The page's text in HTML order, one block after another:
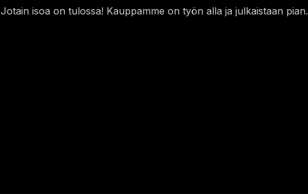
Jotain isoa on tulossa! Kauppamme on työn alla ja julkaistaan pian.